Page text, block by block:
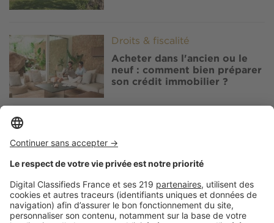
Image Droits & fiscalité
Acheter dans l'ancien ou le
neuf : comment bien préparer
son crédit immobilier ?
Image
cas privilégier le prêt in fine ?
Image Droits & fiscalité